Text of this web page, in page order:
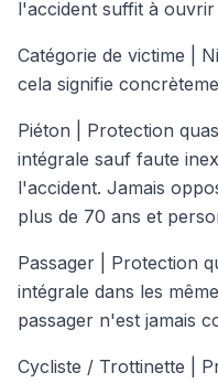
l'accident suffit à
Catégorie de victime |
cela signifie
Piéton | Protection
intégrale sauf faute
l'accident. Jamais
plus de 70 ans et
Passager | Protection
intégrale dans les
passager n'est jamais
Cycliste / Trottinette |